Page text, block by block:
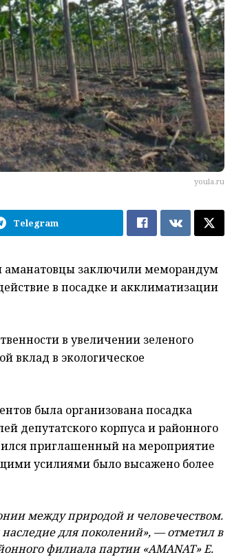
youla.ru
Telegram
аманатовцы заключили меморандум
в посадке и акклиматизации
в увеличении зеленого
вклад в экологическое
была организована посадка
депутатского корпуса и районного
приглашенный на мероприятие
усилиями было высажено более
между природой и человечеством.
для поколений», — отметил в
филиала партии «AMANAT» Е.